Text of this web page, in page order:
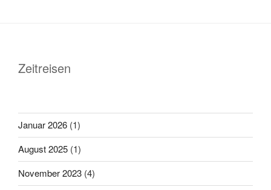
Zeitreisen
Januar 2026 (1)
August 2025 (1)
November 2023 (4)